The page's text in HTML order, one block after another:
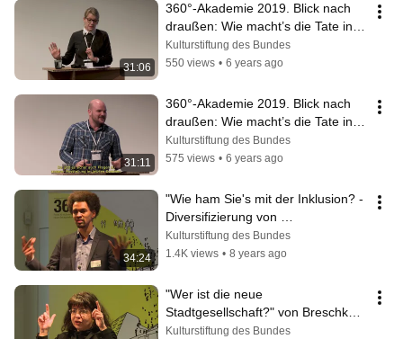
31:06
360°-Akademie 2019. Blick nach
draußen: Wie macht’s die Tate in
London? Teil 2 Talk by Emily
Pringle
Kulturstiftung des Bundes
550 views • 6 years ago
31:11
360°-Akademie 2019. Blick nach
draußen: Wie macht’s die Tate in
London? Teil 1/Talk by James
Brandon
Kulturstiftung des Bundes
575 views • 6 years ago
34:24
"Wie ham Sie's mit der Inklusion? -
Diversifizierung von
Kultureinrichtungen" von Daniel
Gyamerah
Kulturstiftung des Bundes
1.4K views • 8 years ago
"Wer ist die neue
Stadtgesellschaft?" von Breschkai
Ferhad
Kulturstiftung des Bundes